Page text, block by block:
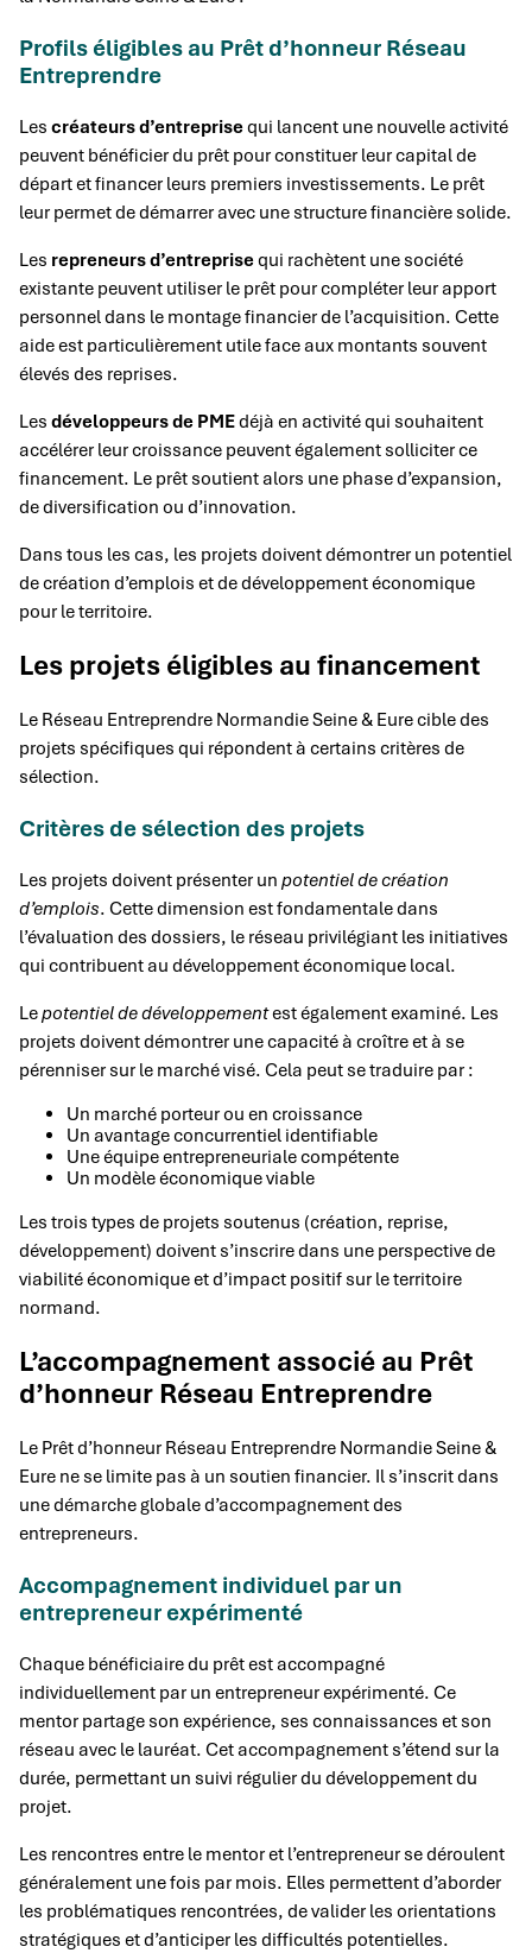
Profils éligibles au Prêt d’honneur Réseau
Entreprendre
Les créateurs d’entreprisequi lancent une nouvelle activité
peuvent bénéficier du prêt pour constituer leur capital de
départ et financer leurs premiers investissements. Le prêt
leur permet de démarrer avec une structure financière solide.
Les repreneurs d’entreprisequi rachètent une société
existante peuvent utiliser le prêt pour compléter leur apport
personnel dans le montage financier de l’acquisition. Cette
aide est particulièrement utile face aux montants souvent
élevés des reprises.
Les développeurs de PMEdéjà en activité qui souhaitent
accélérer leur croissance peuvent également solliciter ce
financement. Le prêt soutient alors une phase d’expansion,
de diversification ou d’innovation.
Dans tous les cas, les projets doivent démontrer un potentiel
de création d’emplois et de développement économique
pour le territoire.
Les projets éligibles au financement
Le Réseau Entreprendre Normandie Seine & Eure cible des
projets spécifiques qui répondent à certains critères de
sélection.
Critères de sélection des projets
Les projets doivent présenter un potentiel de création
d’emplois. Cette dimension est fondamentale dans
l’évaluation des dossiers, le réseau privilégiant les initiatives
qui contribuent au développement économique local.
Lepotentiel de développementest également examiné. Les
projets doivent démontrer une capacité à croître et à se
pérenniser sur le marché visé. Cela peut se traduire par :
Un marché porteur ou en croissance
Un avantage concurrentiel identifiable
Une équipe entrepreneuriale compétente
Un modèle économique viable
Les trois types de projets soutenus (création, reprise,
développement) doivent s’inscrire dans une perspective de
viabilité économique et d’impact positif sur le territoire
normand.
L’accompagnement associé au Prêt
d’honneur Réseau Entreprendre
Le Prêt d’honneur Réseau Entreprendre Normandie Seine &
Eure ne se limite pas à un soutien financier. Il s’inscrit dans
une démarche globale d’accompagnement des
entrepreneurs.
Accompagnement individuel par un
entrepreneur expérimenté
Chaque bénéficiaire du prêt est accompagné
individuellement par un entrepreneur expérimenté. Ce
mentor partage son expérience, ses connaissances et son
réseau avec le lauréat. Cet accompagnement s’étend sur la
durée, permettant un suivi régulier du développement du
projet.
Les rencontres entre le mentor et l’entrepreneur se déroulent
généralement une fois par mois. Elles permettent d’aborder
les problématiques rencontrées, de valider les orientations
stratégiques et d’anticiper les difficultés potentielles.